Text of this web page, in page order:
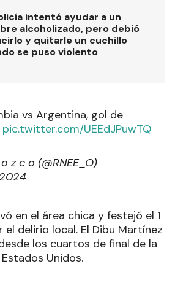
intentó ayudar a un
alcoholizado, pero debió
y quitarle un cuchillo
se puso violento
vs Argentina, gol de
pic.twitter.com/UEEdJPuwTQ
z c o (@RNEE_O)
en el área chica y festejó el 1
delirio local. El Dibu Martínez
los cuartos de final de la
Unidos.